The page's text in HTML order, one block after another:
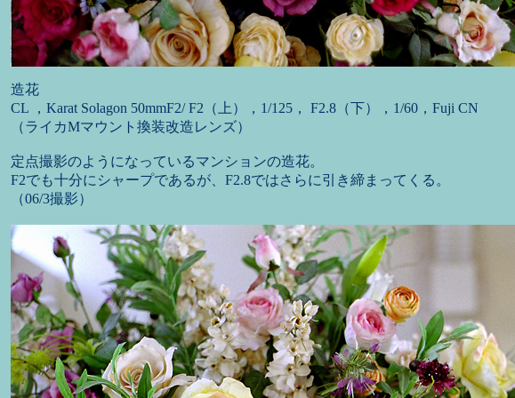
造花
CL ，Karat Solagon 50mmF2/ F2（上），1/125， F2.8（下），1/60，Fuji CN
（ライカMマウント換装改造レンズ）
定点撮影のようになっているマンションの造花。
F2でも十分にシャープであるが、F2.8ではさらに引き締まってくる。
（06/3撮影）